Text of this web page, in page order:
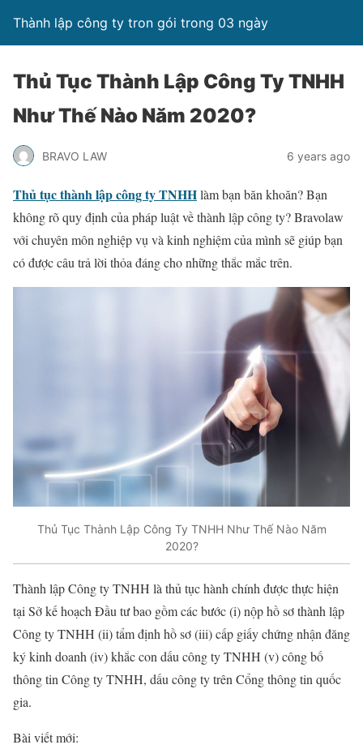
Thành lập công ty tron gói trong 03 ngày
Thủ Tục Thành Lập Công Ty TNHH
Như Thế Nào Năm 2020?
BRAVO LAW 6 years ago
Thủ tục thành lập công ty TNHHlàm bạn băn khoăn? Bạn
không rõ quy định của pháp luật về thành lập công ty? Bravolaw
với chuyên môn nghiệp vụ và kinh nghiệm của mình sẽ giúp bạn
có được câu trả lời thỏa đáng cho những thắc mắc trên.
Thủ Tục Thành Lập Công Ty TNHH Như Thế Nào Năm
2020?
Thành lập Công ty TNHH là thủ tục hành chính được thực hiện
tại Sở kế hoạch Đầu tư bao gồm các bước (i) nộp hồ sơ thành lập
Công ty TNHH (ii) tẩm định hồ sơ (iii) cấp giấy chứng nhận đăng
ký kinh doanh (iv) khắc con dấu công ty TNHH (v) công bố
thông tin Công ty TNHH, dấu công ty trên Cổng thông tin quốc
gia.
Bài viết mới: